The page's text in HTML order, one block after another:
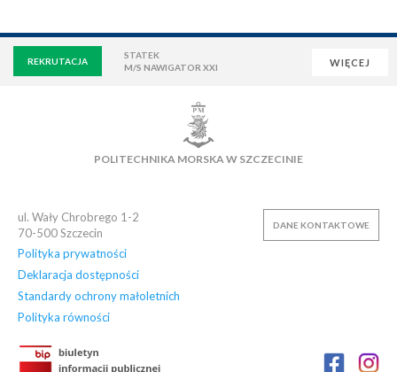
WIĘCEJ
REKRUTACJA
STATEK
M/S NAWIGATOR XXI
NAUKOWA BAZA DANYCH
OSIEDLE AKADEMICKIE PŁYWALNIA KLUB AZS
POLITECHNIKA MORSKA W SZCZECINIE
ul. Wały Chrobrego 1-2
70-500Szczecin
Polityka prywatności
Deklaracja dostępności
Standardy ochrony małoletnich
Polityka równości
DANE KONTAKTOWE